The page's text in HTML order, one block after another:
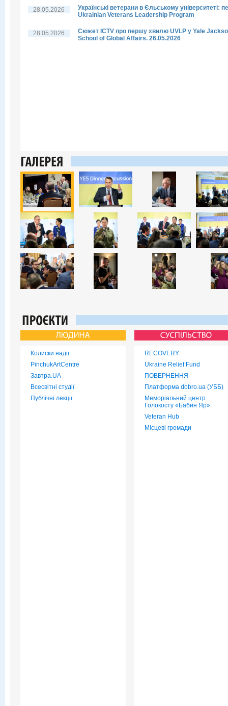
28.05.2026
Українські ветерани в Єльському університеті:
Ukrainian Veterans Leadership Program
28.05.2026
Сюжет ICTV про першу хвилю UVLP у Yale
School of Global Affairs. 26.05.2026
Колиски надії
PinchukArtCentre
Завтра.UA
Всесвітні студії
Публічні лекції
RECOVERY
Ukraine Relief Fund
ПОВЕРНЕННЯ
Платформа dobro.ua (УББ)
Меморіальний центр
Голокосту «Бабин Яр»
Veteran Hub
Місцеві громади